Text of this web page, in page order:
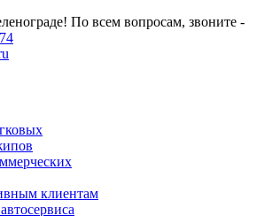
По всем вопросам, звоните -
клиентам